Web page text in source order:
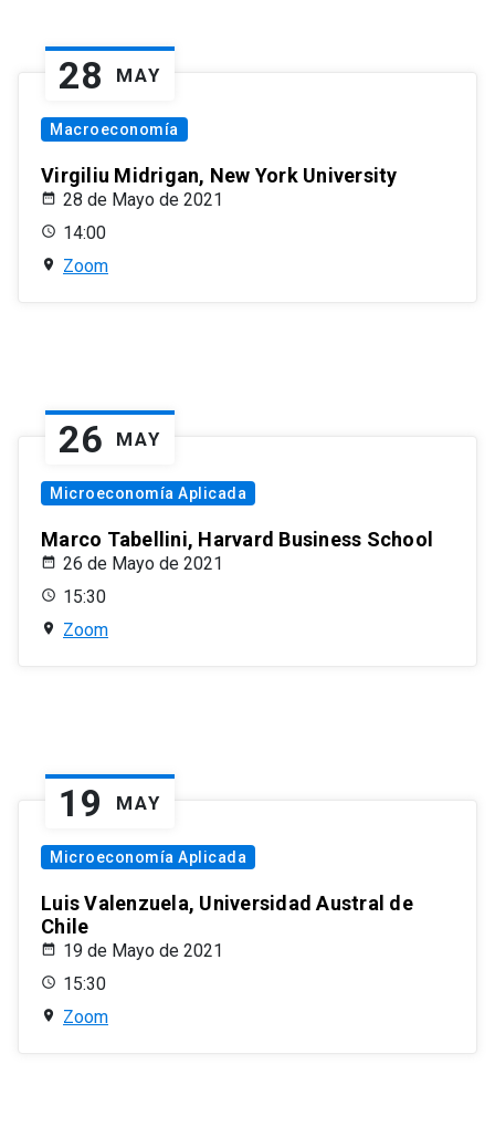
28 MAY
Macroeconomía
Virgiliu Midrigan, New York University
28 de Mayo de 2021
14:00
Zoom
26 MAY
Microeconomía Aplicada
Marco Tabellini, Harvard Business School
26 de Mayo de 2021
15:30
Zoom
19 MAY
Microeconomía Aplicada
Luis Valenzuela, Universidad Austral de
Chile
19 de Mayo de 2021
15:30
Zoom